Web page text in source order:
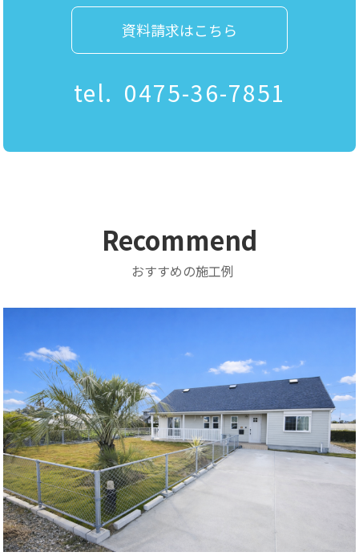
資料請求はこちら
tel. 0475-36-7851
Recommend
おすすめの施工例